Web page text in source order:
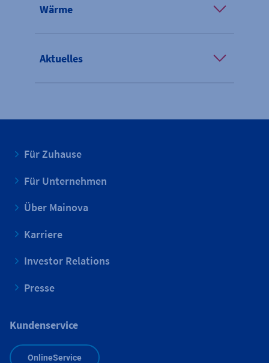
Wärme
Aktuelles
Für Zuhause
Für Unternehmen
Über Mainova
Karriere
Investor Relations
Presse
Kundenservice
OnlineService